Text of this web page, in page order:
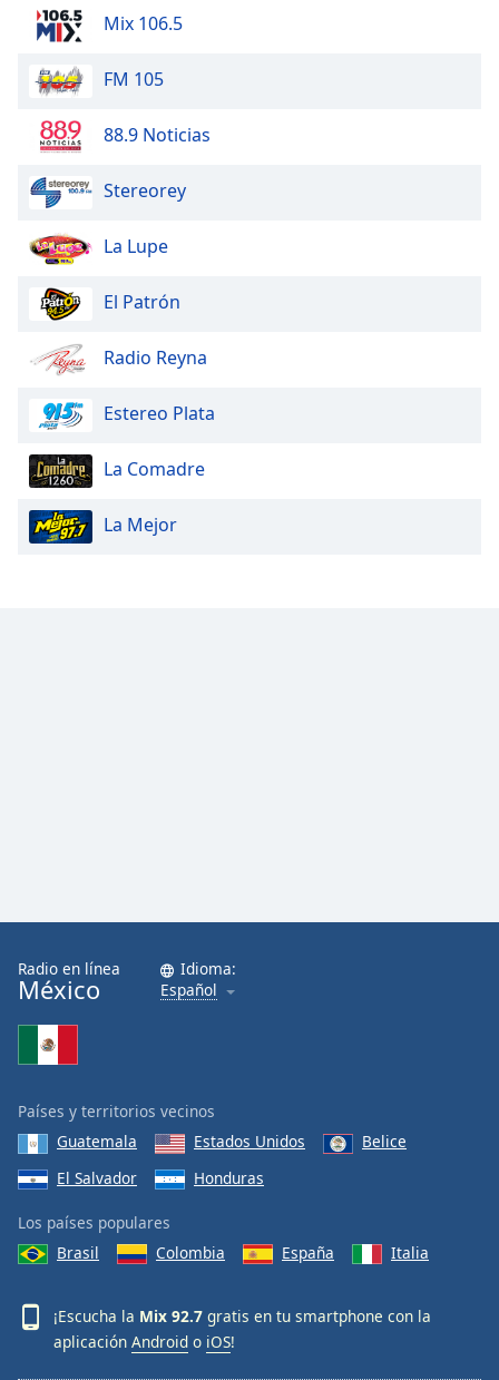
Mix 106.5
FM 105
88.9 Noticias
Stereorey
La Lupe
El Patrón
Radio Reyna
Estereo Plata
La Comadre
La Mejor
Radio en línea
México
Idioma:
Español
Países y territorios vecinos
Guatemala
Estados Unidos
Belice
El Salvador
Honduras
Los países populares
Brasil
Colombia España Italia
¡Escucha la Mix 92.7 gratis en tu smartphone con la
aplicación Android o iOS!